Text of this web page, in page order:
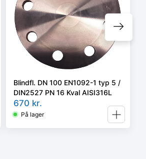
Blindfl. DN 100 EN1092-1 typ 5 /
DIN2527 PN 16 Kval AISI316L
670 kr.
På lager